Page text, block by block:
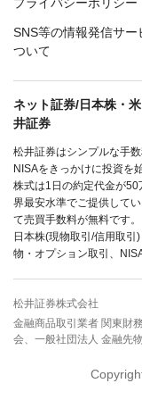
プライバシーポリシー
SNS等の情報発信サー
ついて
ネット証券/日本株・
井証券
松井証券はシンプルな手
NISAをきっかけに投資を
株式は1日の約定代金が
界最安水準でご提供して
て売買手数料が無料です。
日本株(現物取引/信用取
物・オプション取引、
松井証券株式会社
金融商品取引業者 関東財
会、一般社団法人 金融先